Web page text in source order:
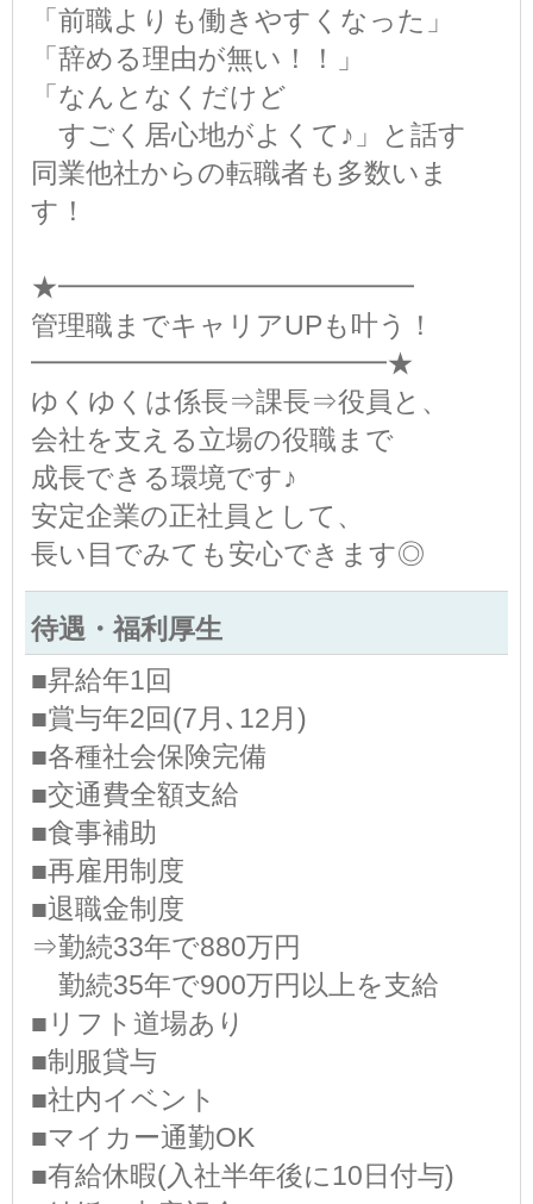
「前職よりも働きやすくなった」
「辞める理由が無い！！」
「なんとなくだけど
すごく居心地がよくて♪」と話す
同業他社からの転職者も多数いま
す！
★━━━━━━━━━━━━━
管理職までキャリアUPも叶う！
━━━━━━━━━━━━━★
ゆくゆくは係長⇒課長⇒役員と、
会社を支える立場の役職まで
成長できる環境です♪
安定企業の正社員として、
長い目でみても安心できます◎
待遇・福利厚生
■昇給年1回
■賞与年2回(7月､12月)
■各種社会保険完備
■交通費全額支給
■食事補助
■再雇用制度
■退職金制度
⇒勤続33年で880万円
勤続35年で900万円以上を支給
■リフト道場あり
■制服貸与
■社内イベント
■マイカー通勤OK
■有給休暇(入社半年後に10日付与)